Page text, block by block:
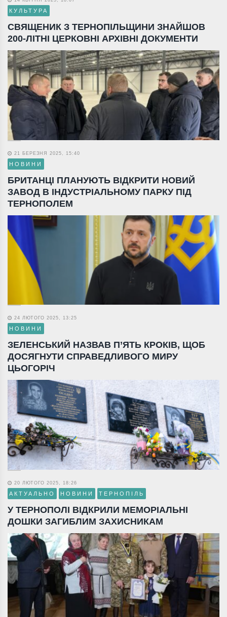
КУЛЬТУРА
СВЯЩЕНИК З ТЕРНОПІЛЬЩИНИ ЗНАЙШОВ
200-ЛІТНІ ЦЕРКОВНІ АРХІВНІ ДОКУМЕНТИ
21 БЕРЕЗНЯ 2025, 15:40
НОВИНИ
БРИТАНЦІ ПЛАНУЮТЬ ВІДКРИТИ НОВИЙ
ЗАВОД В ІНДУСТРІАЛЬНОМУ ПАРКУ ПІД
ТЕРНОПОЛЕМ
24 ЛЮТОГО 2025, 13:25
НОВИНИ
ЗЕЛЕНСЬКИЙ НАЗВАВ П’ЯТЬ КРОКІВ, ЩОБ
ДОСЯГНУТИ СПРАВЕДЛИВОГО МИРУ
ЦЬОГОРІЧ
20 ЛЮТОГО 2025, 18:26
АКТУАЛЬНО НОВИНИ ТЕРНОПІЛЬ
У ТЕРНОПОЛІ ВІДКРИЛИ МЕМОРІАЛЬНІ
ДОШКИ ЗАГИБЛИМ ЗАХИСНИКАМ